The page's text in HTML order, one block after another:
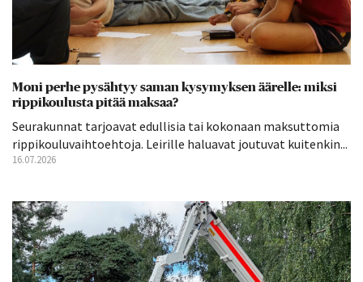
Moni perhe pysähtyy saman kysymyksen äärelle: miksi
rippikoulusta pitää maksaa?
Seurakunnat tarjoavat edullisia tai kokonaan maksuttomia
rippikouluvaihtoehtoja. Leirille haluavat joutuvat kuitenkin...
16.07.2026